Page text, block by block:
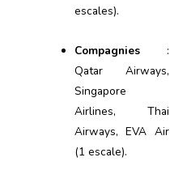
escales).
Compagnies:
Qatar Airways,
Singapore
Airlines, Thai
Airways, EVA Air
(1 escale).